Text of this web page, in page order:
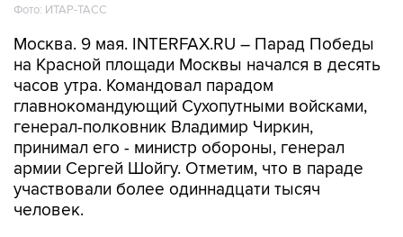
Фото: ИТАР-ТАСС
Москва. 9 мая. INTERFAX.RU – Парад Победы
на Красной площади Москвы начался в десять
часов утра. Командовал парадом
главнокомандующий Сухопутными войсками,
генерал-полковник Владимир Чиркин,
принимал его - министр обороны, генерал
армии Сергей Шойгу. Отметим, что в параде
участвовали более одиннадцати тысяч
человек.